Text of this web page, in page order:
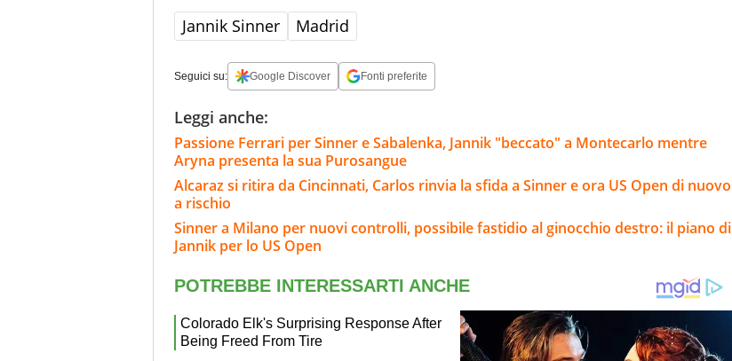
Jannik Sinner Madrid
Seguici su: Google Discover Fonti preferite
Leggi anche:
Passione Ferrari per Sinner e Sabalenka, Jannik "beccato" a Montecarlo mentre
Aryna presenta la sua Purosangue
Alcaraz si ritira da Cincinnati, Carlos rinvia la sfida a Sinner e ora US Open di nuovo
a rischio
Sinner a Milano per nuovi controlli, possibile fastidio al ginocchio destro: il piano di
Jannik per lo US Open